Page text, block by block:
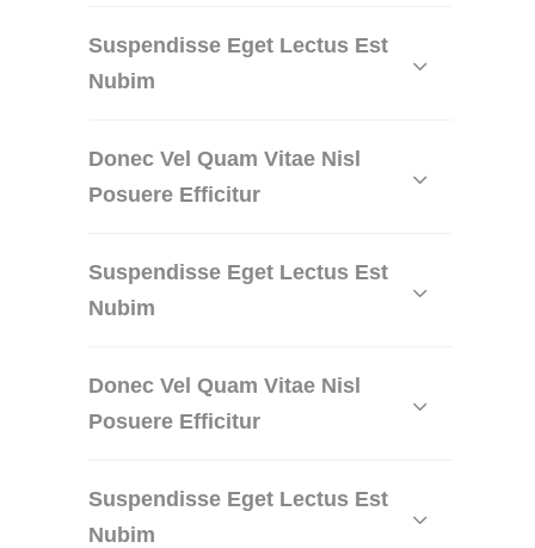
Suspendisse Eget Lectus Est
Nubim
Donec Vel Quam Vitae Nisl
Posuere Efficitur
Suspendisse Eget Lectus Est
Nubim
Donec Vel Quam Vitae Nisl
Posuere Efficitur
Suspendisse Eget Lectus Est
Nubim